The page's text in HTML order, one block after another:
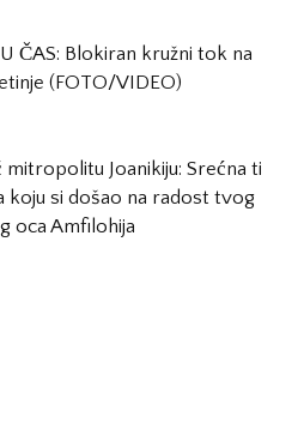
ČAS: Blokiran kružni tok na
(FOTO/VIDEO)
mitropolitu Joanikiju: Srećna ti
koju si došao na radost tvog
oca Amfilohija